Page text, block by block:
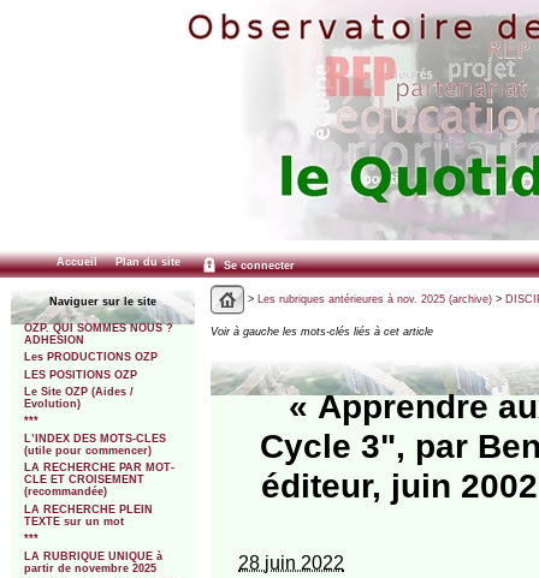
Accueil Plan du site Se connecter
Naviguer sur le site
OZP. QUI SOMMES NOUS ?
ADHESION
Les PRODUCTIONS OZP
LES POSITIONS OZP
Le Site OZP (Aides /
Evolution)
***
L’INDEX DES MOTS-CLES
(utile pour commencer)
LA RECHERCHE PAR MOT-
CLE ET CROISEMENT
(recommandée)
LA RECHERCHE PLEIN
TEXTE sur un mot
***
LA RUBRIQUE UNIQUE à
partir de novembre 2025
> Les rubriques antérieures à nov. 2025 (archive)>
Voir à gauche les mots-clés liés à cet article
« Apprendre
Cycle 3", par
éditeur, juin
28 juin 2022